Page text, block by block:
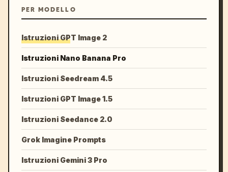
PER MODELLO
Istruzioni GPT Image 2
Istruzioni Nano Banana Pro
Istruzioni Seedream 4.5
Istruzioni GPT Image 1.5
Istruzioni Seedance 2.0
Grok Imagine Prompts
Istruzioni Gemini 3 Pro